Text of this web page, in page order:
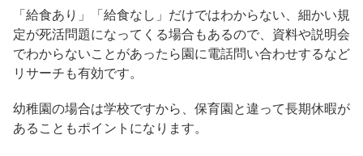
「給食あり」「給食なし」だけではわからない、細かい規
定が死活問題になってくる場合もあるので、資料や説明会
でわからないことがあったら園に電話問い合わせするなど
リサーチも有効です。
幼稚園の場合は学校ですから、保育園と違って長期休暇が
あることもポイントになります。